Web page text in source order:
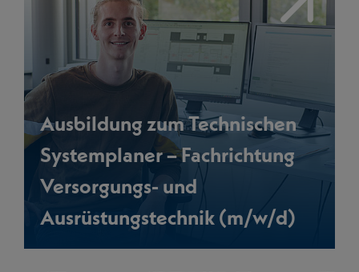
Ausbildung zum Technischen
Systemplaner – Fachrichtung
Versorgungs- und
Ausrüstungstechnik (m/w/d)